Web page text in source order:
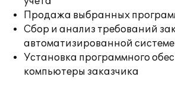
Продажа выбранных
Сбор и анализ требований
автоматизированной системе
Установка программного
компьютеры заказчика